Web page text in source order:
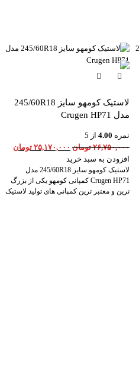
-6%
لاستیک کومهو سایز 245/60R18
مدل Crugen HP71
نمره 4.00 از 5
۲۶,۷۵۰,۰۰۰ تومان ۲۵,۱۷۰,۰۰۰ تومان
افزودن به سبد خرید
لاستیک کومهو سایز 245/60R18 مدل
Crugen HP71 کمپانی کومهو یکی از بزرگ
ترین و معتبر ترین کمپانی های تولید لاستیک